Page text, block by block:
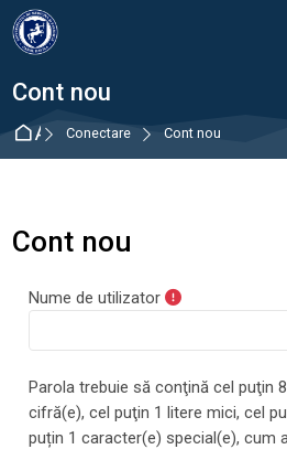
Skip to navigation
Skip to login form
Sari la conţinutul principal
Skip to footer
Cont nou
AcasăConectare Cont nou
Cont nou
Nume de utilizator
Parola trebuie să conţină cel puţin
cifră(e), cel puţin 1 litere mici, cel
puțin 1 caracter(e) special(e), cum